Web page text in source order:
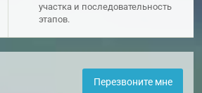
участка и последовательность
этапов.
Перезвоните мне